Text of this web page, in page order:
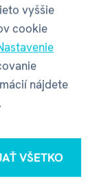
SK / CZ
vyššie
cookie
nájdete
.
VŠETKO